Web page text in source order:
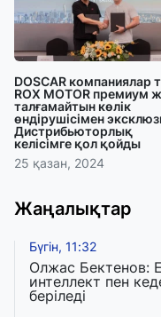
DOSCAR компаниялар
ROX MOTOR премиум
талғамайтын көлік
өндірушісімен
Дистрибьюторлық
келісімге қол қойды
25 қазан, 2024
Жаңалықтар
Бүгін, 11:32
Олжас Бектенов:
интеллект пен
беріледі